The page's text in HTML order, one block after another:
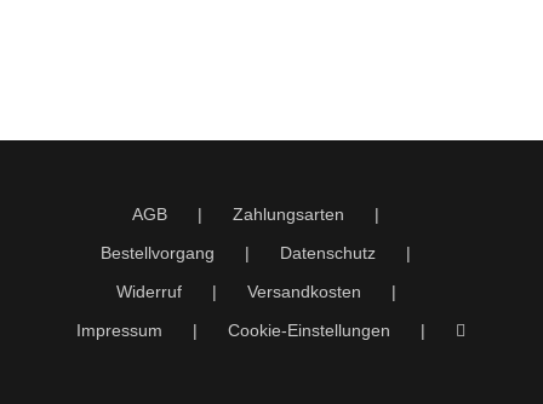
AGB
Zahlungsarten
Bestellvorgang
Datenschutz
Widerruf
Versandkosten
Impressum
Cookie-Einstellungen